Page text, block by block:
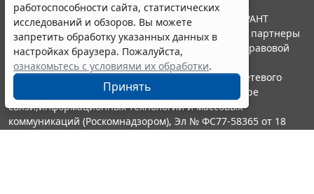
работоспособности сайта, статистических
исследований и обзоров. Вы можете
запретить обработку указанных данных в
настройках браузера. Пожалуйста,
ознакомьтесь с условиями их обработки.
Принять
© ООО "НПП "ГАРАНТ-СЕРВИС", 2026. Система ГАРАНТ
выпускается с 1990 года. Компания "Гарант" и ее партнеры
являются участниками Российской ассоциации правовой
информации ГАРАНТ.
Портал ГАРАНТ.РУ зарегистрирован в качестве сетевого
издания Федеральной службой по надзору в сфере
связи,информационных технологий и массовых
коммуникаций (Роскомнадзором), Эл № ФС77-58365 от 18